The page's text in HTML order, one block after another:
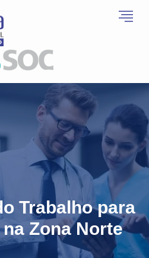
Trabalho para
Zona Norte